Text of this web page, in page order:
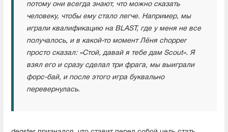
потому они всегда знают, что можно сказать
человеку, чтобы ему стало легче. Например, мы
играли квалификацию на BLAST, где у меня не все
получалось, и в какой-то момент Лёня chopper
просто сказал: «Стой, давай я тебе дам Scout». Я
взял его и сразу сделал три фрага, мы выиграли
форс-бай, и после этого игра буквально
перевернулась.